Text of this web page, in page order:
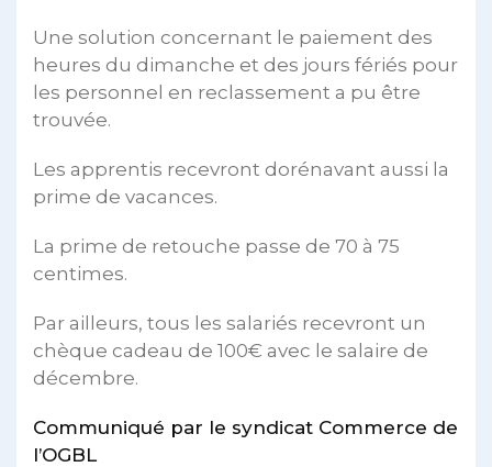
Une solution concernant le paiement des
heures du dimanche et des jours fériés pour
les personnel en reclassement a pu être
trouvée.
Les apprentis recevront dorénavant aussi la
prime de vacances.
La prime de retouche passe de 70 à 75
centimes.
Par ailleurs, tous les salariés recevront un
chèque cadeau de 100€ avec le salaire de
décembre.
Communiqué par le syndicat Commerce de
l’OGBL